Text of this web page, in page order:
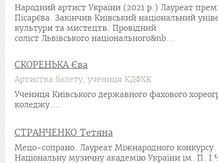
Народний артист України (2021 р.) Лауреат
Пісарєва. Закінчив Київський національний
культури та мистецтв. Провідний
соліст Львівського національного&nb...
СКОРЕНЬКА Єва
Артистка балету, учениця КДФХК
Учениця Київського державного фахового
коледжу....
СТРАНЧЕНКО Тетяна
Мецо-сопрано. Лауреат Міжнародного конкурсу.
Національну музичну академію України ім. П.